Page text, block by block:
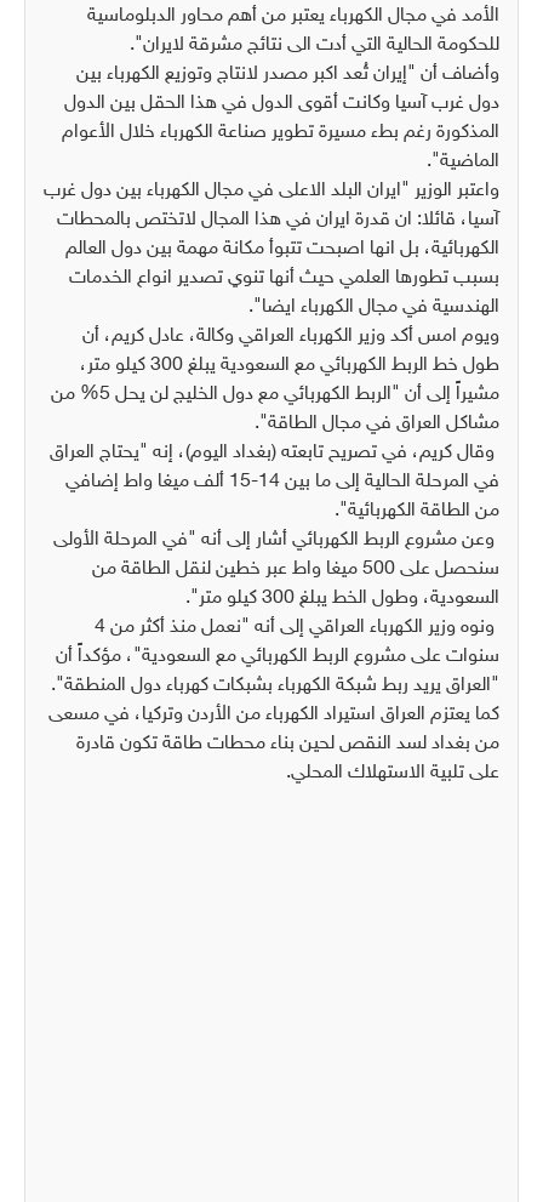
الأمد في مجال الكهرباء يعتبر من أهم محاور الدبلوماسية
للحكومة الحالية التي أدت الى نتائج مشرقة لايران".
وأضاف أن "إيران تُعد اكبر مصدر لانتاج وتوزيع الكهرباء بين
دول غرب آسيا وكانت أقوى الدول في هذا الحقل بين الدول
المذكورة رغم بطء مسيرة تطوير صناعة الكهرباء خلال الأعوام
الماضية".
واعتبر الوزير "ايران البلد الاعلى في مجال الكهرباء بين دول غرب
آسيا، قائلا: ان قدرة ايران في هذا المجال لاتختص بالمحطات
الكهربائية، بل انها اصبحت تتبوأ مكانة مهمة بين دول العالم
بسبب تطورها العلمي حيث أنها تنوي تصدير انواع الخدمات
الهندسية في مجال الكهرباء ايضا".
ويوم امس أكد وزير الكهرباء العراقي وكالة، عادل كريم، أن
طول خط الربط الكهربائي مع السعودية يبلغ 300 كيلو متر،
مشيراً إلى أن "الربط الكهربائي مع دول الخليج لن يحل 5% من
مشاكل العراق في مجال الطاقة".
وقال كريم، في تصريح تابعته (بغداد اليوم)، إنه "يحتاج العراق
في المرحلة الحالية إلى ما بين 14-15 ألف ميغا واط إضافي
من الطاقة الكهربائية".
وعن مشروع الربط الكهربائي أشار إلى أنه "في المرحلة الأولى
سنحصل على 500 ميغا واط عبر خطين لنقل الطاقة من
السعودية، وطول الخط يبلغ 300 كيلو متر".
ونوه وزير الكهرباء العراقي إلى أنه "نعمل منذ أكثر من 4
سنوات على مشروع الربط الكهربائي مع السعودية"، مؤكداً أن
"العراق يريد ربط شبكة الكهرباء بشبكات كهرباء دول المنطقة".
كما يعتزم العراق استيراد الكهرباء من الأردن وتركيا، في مسعى
من بغداد لسد النقص لحين بناء محطات طاقة تكون قادرة
على تلبية الاستهلاك المحلي.